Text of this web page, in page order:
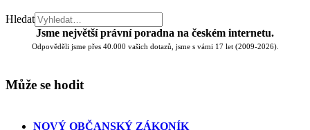
Hledat
Jsme největší právní poradna na českém internetu.
Odpověděli jsme přes 40.000 vašich dotazů, jsme s vámi 17 let (2009-2026).
Může se hodit
NOVÝ OBČANSKÝ ZÁKONÍK